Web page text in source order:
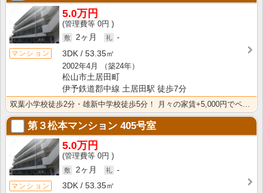
マンション
5.0万円
0円
2ヶ月
-
3DK
53.35㎡
2002年4月
（築24年）
松山市土居田町
伊予鉄道郡中線 土居田駅 徒歩7分
第３松本マンション 405号室
マンション
5.0万円
0円
2ヶ月
-
3DK
53.35㎡